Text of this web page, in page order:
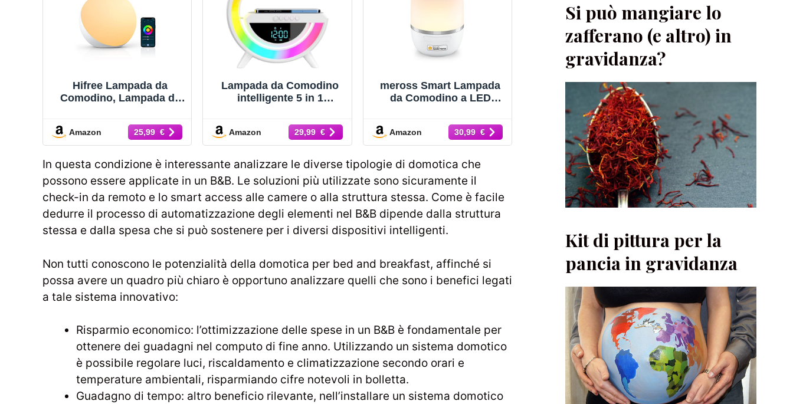
Hifree Lampada da
Comodino, Lampada da
Alexa e Google Home,
Dimmerabile RGB
Cambia Colore e Tunable
Luce Notturna
Amazon 25,99 €
Lampada da Comodino
intelligente 5 in 1
Lampada da Atmosfera 7
Colori con Altoparlante
Cassa Bluetooth
Caricabatterie Audio
Lampada Wireless
Lampada Musicale
Allarme Orologio Radio
Amazon 29,99 €
meross Smart Lampada
da Comodino a LED
con HomeKit, Alexa,
Google e SmartThings,
Luce Notturna Bambini
Dimmerabile, per Camera
da Letto, Soggiorno, con
Cavo USB
Amazon 30,99 €
In questa condizione è interessante analizzare le diverse tipologie di domotica che
possono essere applicate in un B&B. Le soluzioni più utilizzate sono sicuramente il
check-in da remoto e lo smart access alle camere o alla struttura stessa. Come è facile
dedurre il processo di automatizzazione degli elementi nel B&B dipende dalla struttura
stessa e dalla spesa che si può sostenere per i diversi dispositivi intelligenti.
Non tutti conoscono le potenzialità della domotica per bed and breakfast, affinché si
possa avere un quadro più chiaro è opportuno analizzare quelli che sono i benefici legati
a tale sistema innovativo:
Risparmio economico: l’ottimizzazione delle spese in un B&B è fondamentale per
ottenere dei guadagni nel computo di fine anno. Utilizzando un sistema domotico
è possibile regolare luci, riscaldamento e climatizzazione secondo orari e
temperature ambientali, risparmiando cifre notevoli in bolletta.
Guadagno di tempo: altro beneficio rilevante, nell’installare un sistema domotico
Si può mangiare lo
zafferano (e altro) in
gravidanza?
Kit di pittura per la
pancia in gravidanza